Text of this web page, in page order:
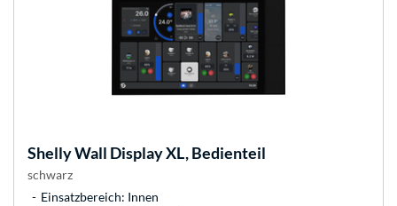
ShellyWall Display XL, Bedienteil
schwarz
Einsatzbereich: Innen